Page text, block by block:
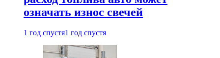
означать износ свечей
1 год спустя1 год спустя